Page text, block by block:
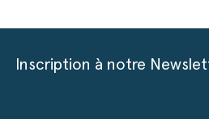
Inscription à notre